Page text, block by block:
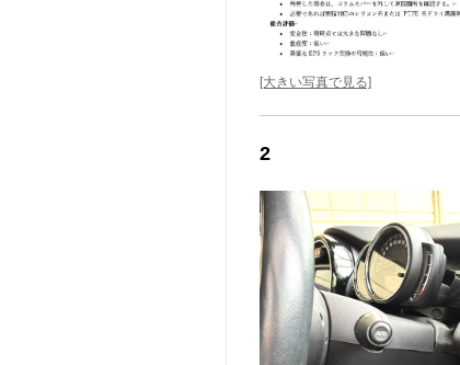
[大きい写真で見る]
2